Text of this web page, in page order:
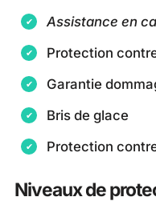
Assistance en
Protection
Garantie
Bris de glace
Protection
Niveaux de